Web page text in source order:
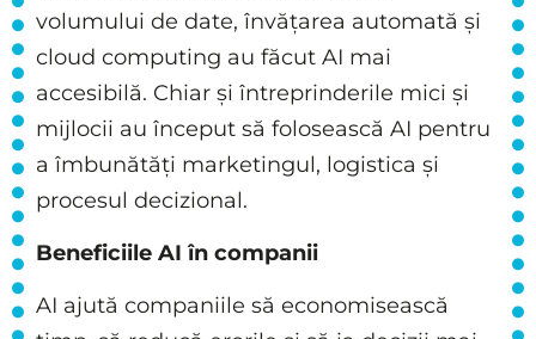
volumului de date, învățarea automată și
cloud computing au făcut AI mai
accesibilă. Chiar și întreprinderile mici și
mijlocii au început să folosească AI pentru
a îmbunătăți marketingul, logistica și
procesul decizional.
Beneficiile AI în companii
AI ajută companiile să economisească